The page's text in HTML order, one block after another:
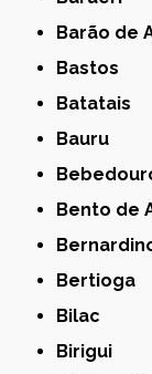
Barão de
Bastos
Batatais
Bauru
Bento de
Bertioga
Bilac
Birigui